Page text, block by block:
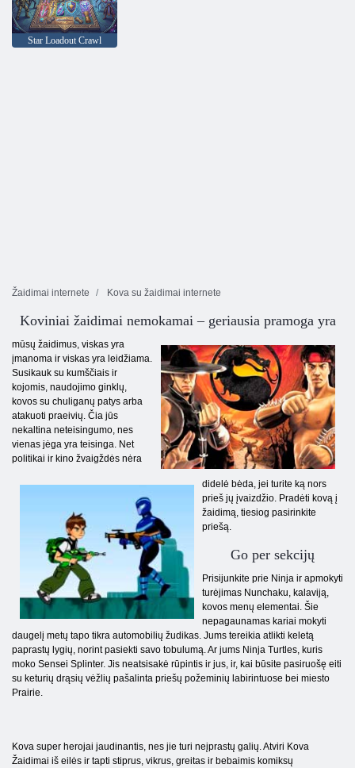
Star Loadout Crawl
Žaidimai internete Kova su žaidimai internete
Koviniai žaidimai nemokamai – geriausia pramoga yra
mūsų žaidimus, viskas yra
įmanoma ir viskas yra leidžiama.
Susikauk su kumščiais ir
kojomis, naudojimo ginklų,
kovos su chuliganų patys arba
atakuoti praeivių. Čia jūs
nekaltina neteisingumo, nes
vienas jėga yra teisinga. Net
politikai ir kino žvaigždės nėra
didelė bėda, jei turite ką nors
prieš jų įvaizdžio. Pradėti kovą į
žaidimą, tiesiog pasirinkite
priešą.
Go per sekcijų
Prisijunkite prie Ninja ir apmokyti
turėjimas Nunchaku, kalaviją,
kovos menų elementai. Šie
nepagaunamas kariai mokyti
daugelį metų tapo tikra automobilių žudikas. Jums tereikia atlikti keletą
paprastų lygių, norint pasiekti savo tobulumą. Ar jums Ninja Turtles, kuris
moko Sensei Splinter. Jis neatsisakė rūpintis ir jus, ir, kai būsite pasiruošę eiti
su keturių drąsių vėžlių pašalinta priešų požeminių labirintuose bei miesto
Prairie.
Kova super herojai jaudinantis, nes jie turi neįprastų galių. Atviri Kova
Žaidimai iš eilės ir tapti stiprus, vikrus, greitas ir bebaimis komiksų